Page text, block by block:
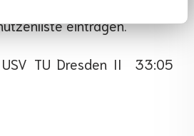
eintragen.
USV TU Dresden II 33:05